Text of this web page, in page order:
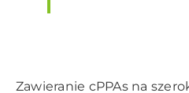
Zawieranie cPPAs na